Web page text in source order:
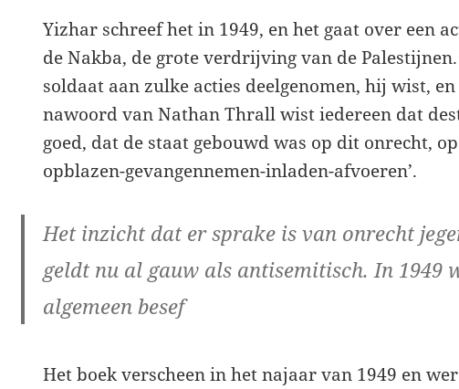
Yizhar schreef het in 1949, en het gaat over een
de Nakba, de grote verdrijving van de
soldaat aan zulke acties deelgenomen, hij wist,
nawoord van Nathan Thrall wist iedereen dat
goed, dat de staat gebouwd was op dit onrecht,
opblazen-gevangennemen-inladen-afvoeren’.
Het inzicht dat er sprake is van onrecht
geldt nu al gauw als antisemitisch. In 1949
algemeen besef
Het boek verscheen in het najaar van 1949 en